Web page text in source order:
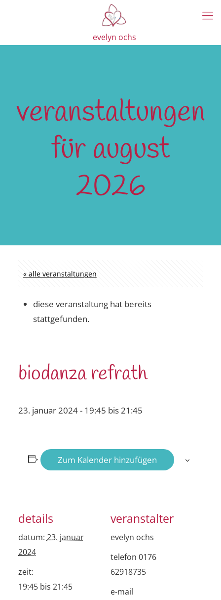
evelyn ochs
veranstaltungen
für august
2026
« alle veranstaltungen
diese veranstaltung hat bereits
stattgefunden.
biodanza refrath
23. januar 2024 - 19:45 bis21:45
Zum Kalender hinzufügen
details
datum: 23. januar
2024
zeit:
19:45 bis 21:45
veranstalter
evelyn ochs
telefon 0176
62918735
e-mail